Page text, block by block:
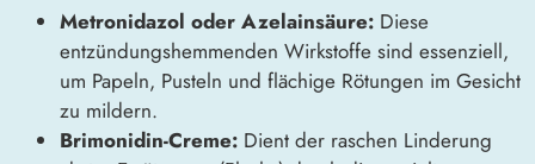
Metronidazol oder Azelainsäure: Diese
entzündungshemmenden Wirkstoffe sind essenziell,
um Papeln, Pusteln und flächige Rötungen im Gesicht
zu mildern.
Brimonidin-Creme: Dient der raschen Linderung